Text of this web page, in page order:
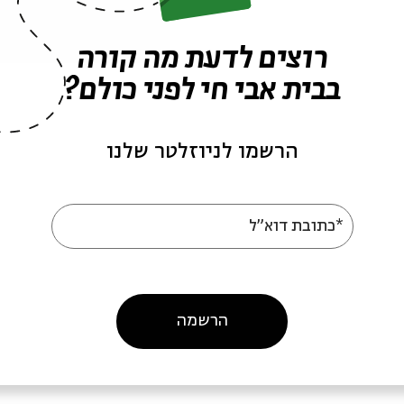
22.12
רוצים לדעת מה קורה
בבית אבי חי לפני כולם?
הרשמו לניוזלטר שלנו
*כתובת דוא"ל
הרשמה